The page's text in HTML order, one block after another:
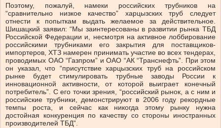
Поэтому, пожалуй, намеки российских трубников на
“сравнительно низкое качество” харцызских труб следует
отнести к попыткам выдать желаемое за действительное.
Шишацкий заявил: “Мы заинтересованы в развитии рынка ТБД
Российской Федерации и, несмотря на активное лоббирование
российскими трубниками его закрытия для поставщиков-
импортеров, ХТЗ намерен принимать участие во всех тендерах,
проводимых ОАО “Газпром” и ОАО “АК “Транснефть”. При этом
он указал, что “присутствие харцызских труб на российском
рынке будет стимулировать трубные заводы России к
инновационной активности, от которой выиграет конечный
потребитель”. С его точки зрения, “российский рынок, а с ним и
российские трубники, демонстрируют в 2006 году рекордные
темпы роста, и сейчас как никогда этому рынку нужна
достойная конкуренция по качеству со стороны иностранных
производителей ТБД”.